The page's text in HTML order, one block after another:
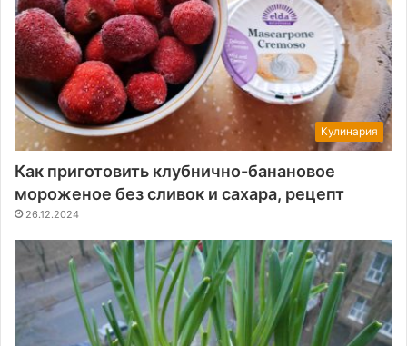
Кулинария
Как приготовить клубнично-банановое
мороженое без сливок и сахара, рецепт
26.12.2024